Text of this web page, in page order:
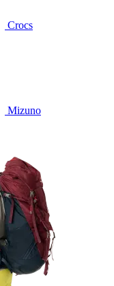
Crocs
Mizuno